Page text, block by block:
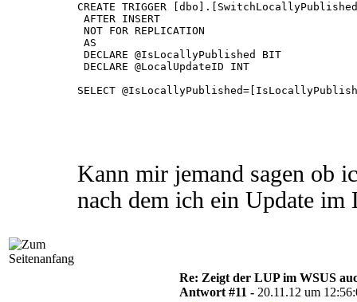
CREATE TRIGGER
AFTER INSERT
NOT FOR REPLICATION
AS
DECLARE @IsLocallyPublished BIT
DECLARE @LocalUpdateID INT
SELECT
Kann mir jemand sagen ob
nach dem ich ein Update
Re: Zeigt der LUP im WSUS
Antwort #11 - 20.11.12 um